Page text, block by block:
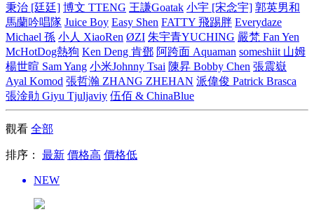
秉治 [廷廷] 博文 TTENG 王謙Goatak 小宇 [宋念宇] 郭英男和
馬蘭吟唱隊 Juice Boy Easy Shen FATTY 飛踢胖 Everydaze
Michael 孫 小人 XiaoRen ØZI 朱宇青YUCHING 嚴梵 Fan Yen
McHotDog熱狗 Ken Deng 肯鄧 阿跨面 Aquaman someshiit 山姆
楊世暄 Sam Yang 小米Johnny Tsai 陳昇 Bobby Chen 張震嶽
Ayal Komod 張哲瀚 ZHANG ZHEHAN 派偉俊 Patrick Brasca
張淦勛 Giyu Tjuljaviy 伍佰 & ChinaBlue
觀看 全部
排序： 最新 價格高 價格低
NEW